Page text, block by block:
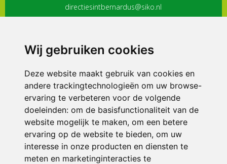
Wij gebruiken cookies
Deze website maakt gebruik van cookies en
andere trackingtechnologieën om uw browse-
ervaring te verbeteren voor de volgende
doeleinden: om de basisfunctionaliteit van de
website mogelijk te maken, om een betere
ervaring op de website te bieden, om uw
interesse in onze producten en diensten te
meten en marketinginteracties te
directiesintbernardus@siko.nl
3116 JB
ONDERDEEL VAN
© 2026 Sint Bernardus | Alle rechten voorbehouden